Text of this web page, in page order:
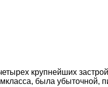
крупнейших
была убыточной,